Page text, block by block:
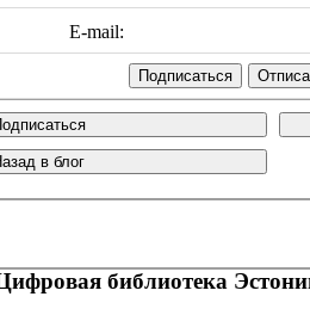
E-mail:
в блог
библиотека